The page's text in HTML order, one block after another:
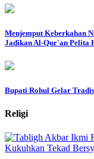
Menjemput Keberkahan
Jadikan Al-Qur'an Pelita
Bupati Rohul Gelar
Religi